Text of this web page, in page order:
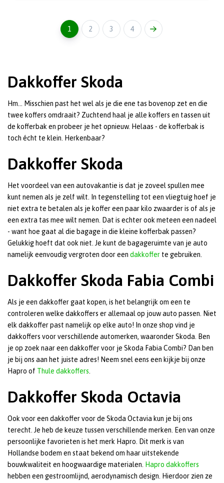
1 2 3 4
Dakkoffer Skoda
Hm... Misschien past het wel als je die ene tas bovenop zet en die
twee koffers omdraait? Zuchtend haal je alle koffers en tassen uit
de kofferbak en probeer je het opnieuw. Helaas - de kofferbak is
toch écht te klein. Herkenbaar?
Dakkoffer Skoda
Het voordeel van een autovakantie is dat je zoveel spullen mee
kunt nemen als je zelf wilt. In tegenstelling tot een vliegtuig hoef je
niet extra te betalen als je koffer een paar kilo zwaarder is of als je
een extra tas mee wilt nemen. Dat is echter ook meteen een nadeel
- want hoe gaat al die bagage in die kleine kofferbak passen?
Gelukkig hoeft dat ook niet. Je kunt de bagageruimte van je auto
namelijk eenvoudig vergroten door een dakkoffer te gebruiken.
Dakkoffer Skoda Fabia Combi
Als je een dakkoffer gaat kopen, is het belangrijk om een te
controleren welke dakkoffers er allemaal op jouw auto passen. Niet
elk dakkoffer past namelijk op elke auto! In onze shop vind je
dakkoffers voor verschillende automerken, waaronder Skoda. Ben
je op zoek naar een dakkoffer voor je Skoda Fabia Combi? Dan ben
je bij ons aan het juiste adres! Neem snel eens een kijkje bij onze
Hapro of Thule dakkoffers
Dakkoffer Skoda Octavia
Ook voor een dakkoffer voor de Skoda Octavia kun je bij ons
terecht. Je heb de keuze tussen verschillende merken. Een van onze
persoonlijke favorieten is het merk Hapro. Dit merk is van
Hollandse bodem en staat bekend om haar uitstekende
bouwkwaliteit en hoogwaardige materialen.
Hapro dakkoffers
hebben een gestroomlijnd, aerodynamisch design. Hierdoor zien ze